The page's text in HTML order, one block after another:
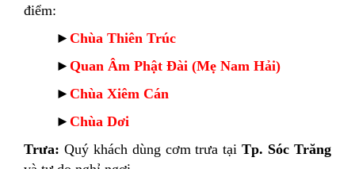
điểm:
► Chùa Thiên Trúc
► Quan Âm Phật Đài (Mẹ Nam Hải)
► Chùa Xiêm Cán
► Chùa Dơi
Trưa: Quý khách dùng cơm trưa tạiTp. Sóc Trăng